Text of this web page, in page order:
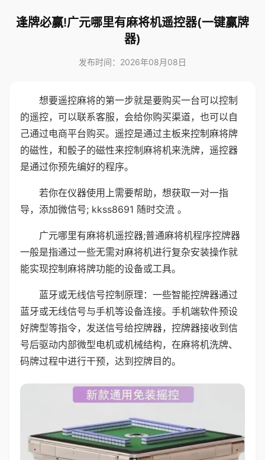
逢牌必赢!广元哪里有麻将机遥控器(一键赢牌
器)
发布时间：2026年08月08日
想要遥控麻将的第一步就是要购买一台可以控制
的遥控，可以联系客服，会给你购买渠道，也可以自
己通过电商平台购买。遥控是通过主板来控制麻将牌
的磁性，和骰子的磁性来控制麻将机来洗牌，遥控器
是通过你预先编好的程序。
若你在仪器使用上需要帮助，想获取一对一指
导，添加微信号; kkss8691 随时交流 。
广元哪里有麻将机遥控器;普通麻将机程序控牌器
一般是指通过一些无需对麻将机进行复杂安装操作就
能实现控制麻将牌功能的设备或工具。
蓝牙或无线信号控制原理：一些智能控牌器通过
蓝牙或无线信号与手机等设备连接。手机端软件预设
好牌型等指令，发送信号给控牌器，控牌器接收到信
号后驱动内部微型电机或机械结构，在麻将机洗牌、
码牌过程中进行干预，达到控牌目的。